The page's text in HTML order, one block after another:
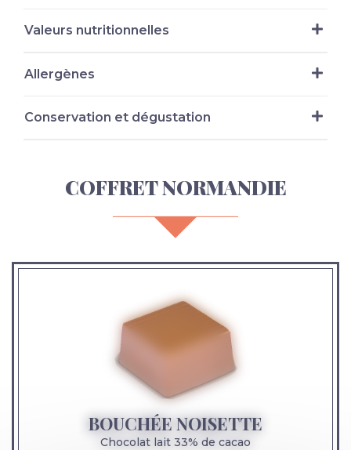
Valeurs nutritionnelles
Allergènes
Conservation et dégustation
COFFRET NORMANDIE
BOUCHÉE NOISETTE
Chocolat lait 33% de cacao